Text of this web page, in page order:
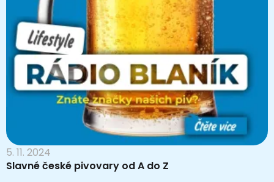
5. 11. 2024
Slavné české pivovary od A do Z